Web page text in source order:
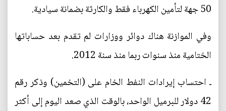
50 جهة لتأمين الكهرباء فقط والكارثة بضمانة سيادية.
وفي الموازنة هناك دوائر ووزارات لم تقدم بعد حساباتها
الختامية منذ سنوات ربما منذ سنة 2012.
ـ احتساب إيرادات النفط الخام على (التخمين) وذكر رقم
42 دولار للبرميل الواحد، بالوقت الذي صعد اليوم إلى أكثر